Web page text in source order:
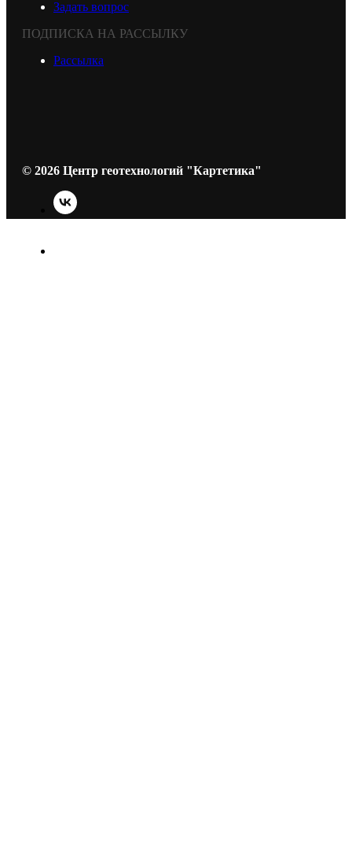
Задать вопрос
ПОДПИСКА НА РАССЫЛКУ
Рассылка
© 2026 Центр геотехнологий "Картетика"